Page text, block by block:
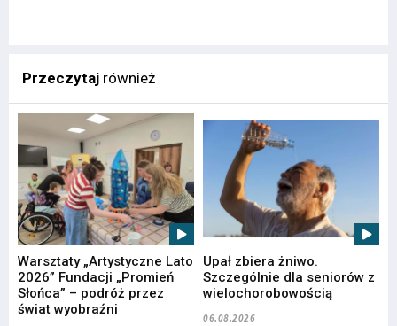
Przeczytaj również
Warsztaty „Artystyczne Lato
2026” Fundacji „Promień
Słońca” – podróż przez
świat wyobraźni
Upał zbiera żniwo.
Szczególnie dla seniorów z
wielochorobowością
06.08.2026